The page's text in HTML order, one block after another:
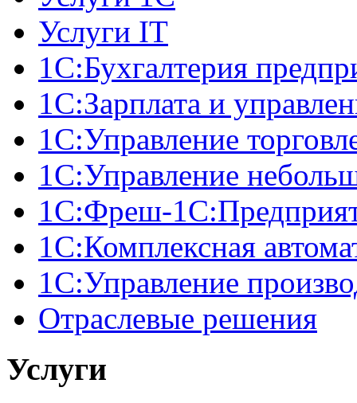
Услуги IT
1С:Бухгалтерия
1С:Зарплата и
1С:Управление
1С:Управление
1C:Фреш-
1С:Комплексная
1С:Управление
Отраслевые решения
Услуги